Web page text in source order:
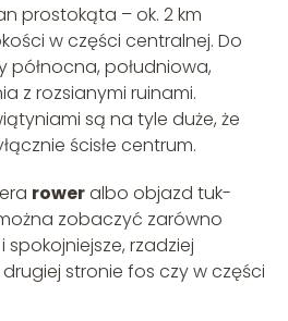
prostokąta – ok. 2 km
w części centralnej. Do
południowa,
z rozsianymi ruinami.
są na tyle duże, że
ścisłe centrum.
roweralbo objazd tuk-
zobaczyć zarówno
spokojniejsze, rzadziej
stronie fos czy w części